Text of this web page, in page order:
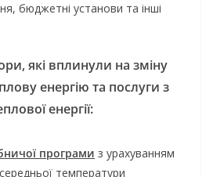
бюджетні установи та інші
які вплинули на зміну
енергію та послуги з
енергії:
програми з урахуванням
температури